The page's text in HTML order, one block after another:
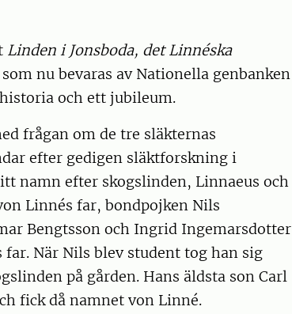
Linden i Jonsboda, det Linnéska
nu bevaras av Nationella genbanken
och ett jubileum.
frågan om de tre släkternas
efter gedigen släktforskning i
namn efter skogslinden, Linnaeus och
Linnés far, bondpojken Nils
Bengtsson och Ingrid Ingemarsdotter
När Nils blev student tog han sig
på gården. Hans äldsta son Carl
fick då namnet von Linné.